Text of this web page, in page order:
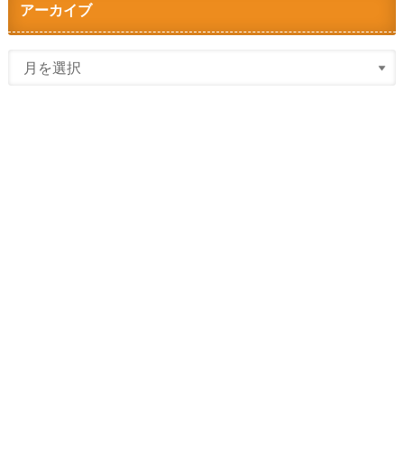
アーカイブ